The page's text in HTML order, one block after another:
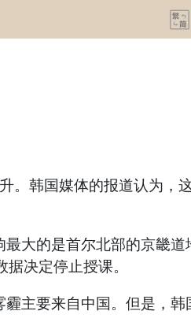
。韩国媒体的报道认为，
大的是首尔北部的京畿道
决定停止授课。
主要来自中国。但是，韩